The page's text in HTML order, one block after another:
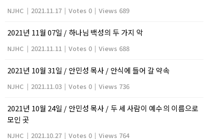
NJHC | 2021.11.17 | Votes 0 | Views 689
2021년 11월 07일 / 하나님 백성의 두 가지 악
NJHC | 2021.11.11 | Votes 0 | Views 688
2021년 10월 31일 / 안민성 목사 / 안식에 들어 갈 약속
NJHC | 2021.11.03 | Votes 0 | Views 736
2021년 10월 24일 / 안민성 목사 / 두 세 사람이 예수의 이름으로
모인 곳
NJHC | 2021.10.27 | Votes 0 | Views 764